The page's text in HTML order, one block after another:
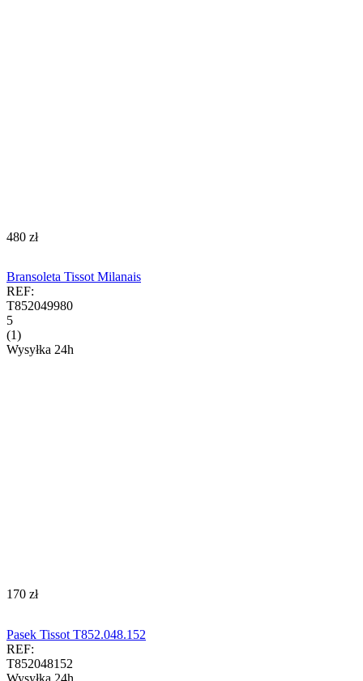
‍480‍ zł
Bransoleta Tissot Milanais
REF:
T852049980
5
(1)
Wysyłka 24h
‍170‍ zł
Pasek Tissot T852.048.152
REF:
T852048152
Wysyłka 24h